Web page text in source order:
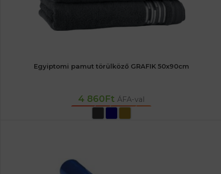
Egyiptomi pamut törülköző GRAFIK 50x90cm
4 860Ft ÁFA-val
OPCIÓK VÁLASZTÁSA